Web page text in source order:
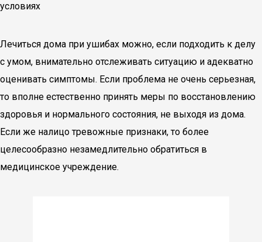
условиях
Лечиться дома при ушибах можно, если подходить к делу
с умом, внимательно отслеживать ситуацию и адекватно
оценивать симптомы. Если проблема не очень серьезная,
то вполне естественно принять меры по восстановлению
здоровья и нормального состояния, не выходя из дома.
Если же налицо тревожные признаки, то более
целесообразно незамедлительно обратиться в
медицинское учреждение.